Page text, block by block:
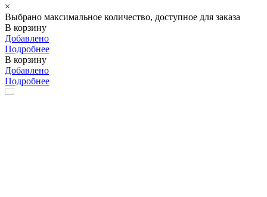
×
Выбрано максимальное количество, доступное для заказа
В корзину
Добавлено
Подробнее
В корзину
Добавлено
Подробнее